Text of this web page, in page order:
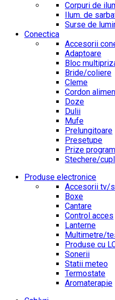
Corpuri de
Ilum. de
Surse de
Conectica
Accesorii
Adaptoare
Bloc
Bride/coliere
Cleme
Cordon
Doze
Dulii
Mufe
Prelungitoare
Presetupe
Prize
Stechere/
Produse electronice
Accesorii tv/
Boxe
Cantare
Control acces
Lanterne
Multimetre/
Produse cu
Sonerii
Statii meteo
Termostate
Aromaterapie